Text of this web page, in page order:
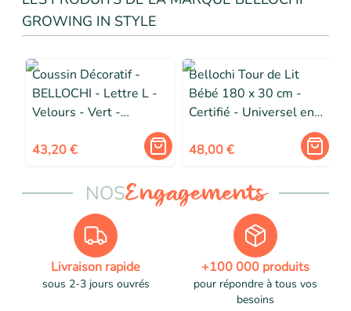
GROWING IN STYLE
Coussin Décoratif -
BELLOCHI - Lettre L -
Velours - Vert -
43,20 €
Bellochi Tour de Lit
Bébé 180 x 30 cm -
Certifié - Universel en
Coton Souple pour un
Matelas 120 x 60 cm -
48,00 €
NOSEngagements
Livraison rapide
sous 2-3 jours ouvrés
+100 000 produits
pour répondre à tous vos
besoins